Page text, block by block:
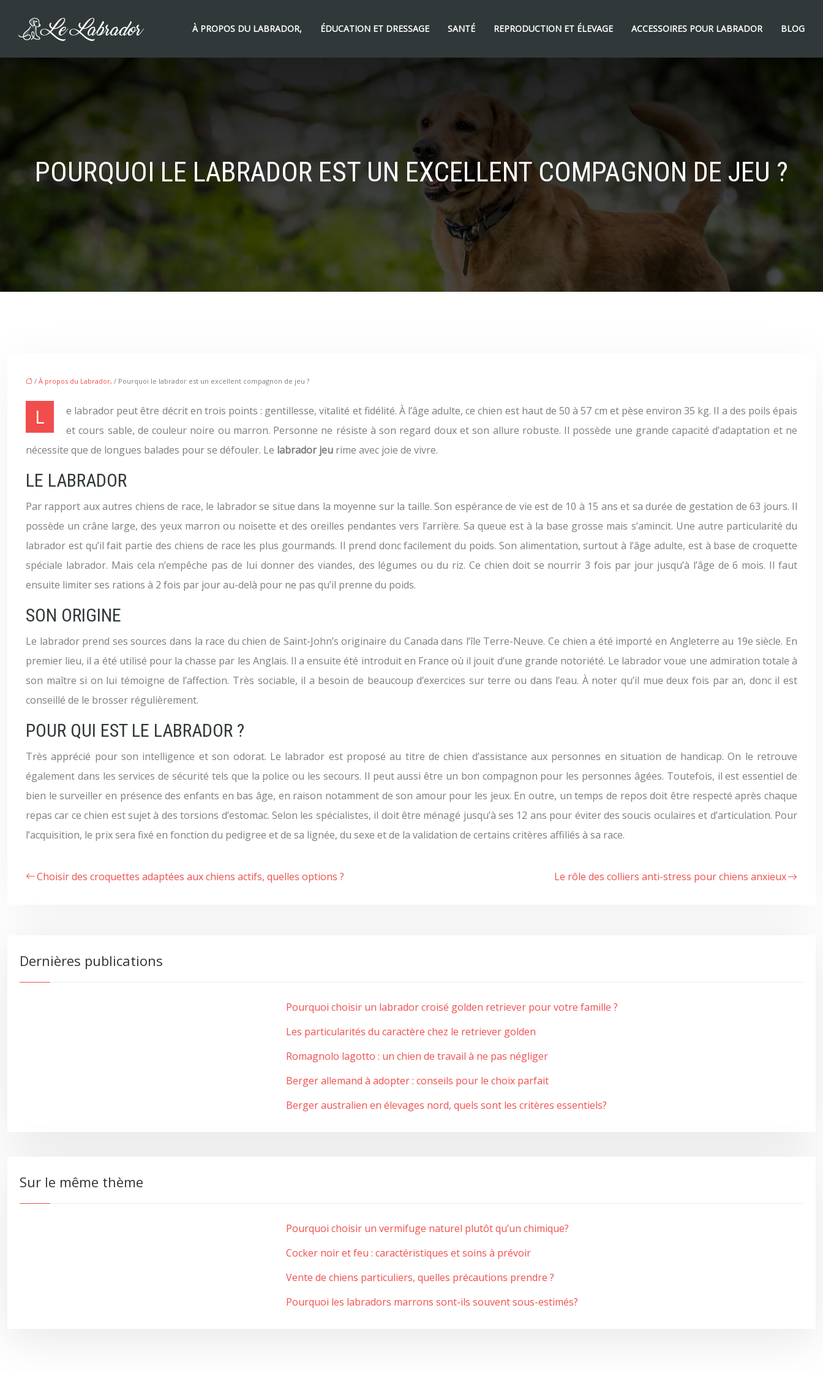
À PROPOS DU LABRADOR, ÉDUCATION ET DRESSAGE SANTÉ REPRODUCTION ET ÉLEVAGE ACCESSOIRES POUR LABRADOR BLOG
POURQUOI LE LABRADOR EST UN EXCELLENT COMPAGNON DE JEU ?
/ À propos du Labrador, / Pourquoi le labrador est un excellent compagnon de jeu ?
Le labrador peut être décrit en trois points : gentillesse, vitalité et fidélité. À l’âge adulte, ce chien est haut de 50 à 57 cm et pèse environ 35 kg. Il a des poils épais
et cours sable, de couleur noire ou marron. Personne ne résiste à son regard doux et son allure robuste. Il possède une grande capacité d’adaptation et ne
nécessite que de longues balades pour se défouler. Le labrador jeu rime avec joie de vivre.
LE LABRADOR
Par rapport aux autres chiens de race, le labrador se situe dans la moyenne sur la taille. Son espérance de vie est de 10 à 15 ans et sa durée de gestation de 63 jours. Il
possède un crâne large, des yeux marron ou noisette et des oreilles pendantes vers l’arrière. Sa queue est à la base grosse mais s’amincit. Une autre particularité du
labrador est qu’il fait partie des chiens de race les plus gourmands. Il prend donc facilement du poids. Son alimentation, surtout à l’âge adulte, est à base de croquette
spéciale labrador. Mais cela n’empêche pas de lui donner des viandes, des légumes ou du riz. Ce chien doit se nourrir 3 fois par jour jusqu’à l’âge de 6 mois. Il faut
ensuite limiter ses rations à 2 fois par jour au-delà pour ne pas qu’il prenne du poids.
SON ORIGINE
Le labrador prend ses sources dans la race du chien de Saint-John’s originaire du Canada dans l’île Terre-Neuve. Ce chien a été importé en Angleterre au 19e siècle. En
premier lieu, il a été utilisé pour la chasse par les Anglais. Il a ensuite été introduit en France où il jouit d’une grande notoriété. Le labrador voue une admiration totale à
son maître si on lui témoigne de l’affection. Très sociable, il a besoin de beaucoup d’exercices sur terre ou dans l’eau. À noter qu’il mue deux fois par an, donc il est
conseillé de le brosser régulièrement.
POUR QUI EST LE LABRADOR ?
Très apprécié pour son intelligence et son odorat. Le labrador est proposé au titre de chien d’assistance aux personnes en situation de handicap. On le retrouve
également dans les services de sécurité tels que la police ou les secours. Il peut aussi être un bon compagnon pour les personnes âgées. Toutefois, il est essentiel de
bien le surveiller en présence des enfants en bas âge, en raison notamment de son amour pour les jeux. En outre, un temps de repos doit être respecté après chaque
repas car ce chien est sujet à des torsions d’estomac. Selon les spécialistes, il doit être ménagé jusqu’à ses 12 ans pour éviter des soucis oculaires et d’articulation. Pour
l’acquisition, le prix sera fixé en fonction du pedigree et de sa lignée, du sexe et de la validation de certains critères affiliés à sa race.
Choisir des croquettes adaptées aux chiens actifs, quelles options ? Le rôle des colliers anti-stress pour chiens anxieux
Dernières publications
Pourquoi choisir un labrador croisé golden retriever pour votre famille ?
Les particularités du caractère chez le retriever golden
Romagnolo lagotto : un chien de travail à ne pas négliger
Berger allemand à adopter : conseils pour le choix parfait
Berger australien en élevages nord, quels sont les critères essentiels?
Sur le même thème
Pourquoi choisir un vermifuge naturel plutôt qu’un chimique?
Cocker noir et feu : caractéristiques et soins à prévoir
Vente de chiens particuliers, quelles précautions prendre ?
Pourquoi les labradors marrons sont-ils souvent sous-estimés?